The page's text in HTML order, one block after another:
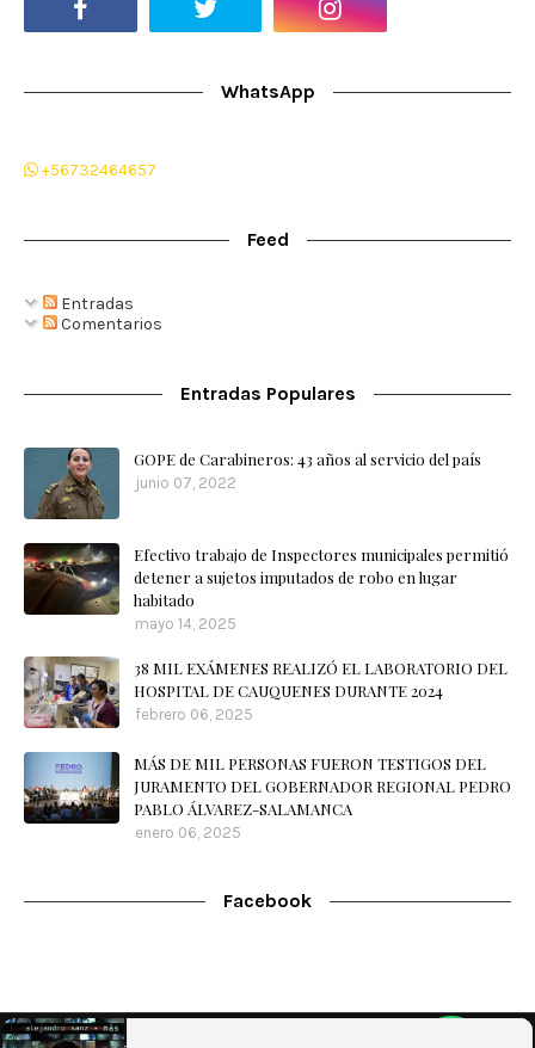
WhatsApp
+56732464657
Feed
Entradas
Comentarios
Entradas Populares
GOPE de Carabineros: 43 años al servicio del país
junio 07, 2022
Efectivo trabajo de Inspectores municipales permitió
detener a sujetos imputados de robo en lugar
habitado
mayo 14, 2025
38 MIL EXÁMENES REALIZÓ EL LABORATORIO DEL
HOSPITAL DE CAUQUENES DURANTE 2024
febrero 06, 2025
MÁS DE MIL PERSONAS FUERON TESTIGOS DEL
JURAMENTO DEL GOBERNADOR REGIONAL PEDRO
PABLO ÁLVAREZ-SALAMANCA
enero 06, 2025
Facebook